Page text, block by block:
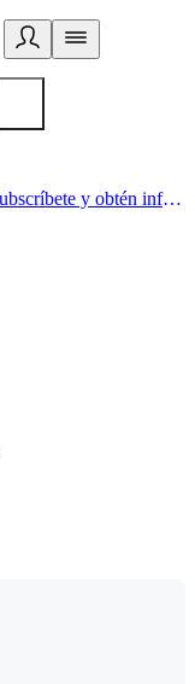
Acá comienza un estilo de vida saludable. Subscríbete y obtén información de primera mano